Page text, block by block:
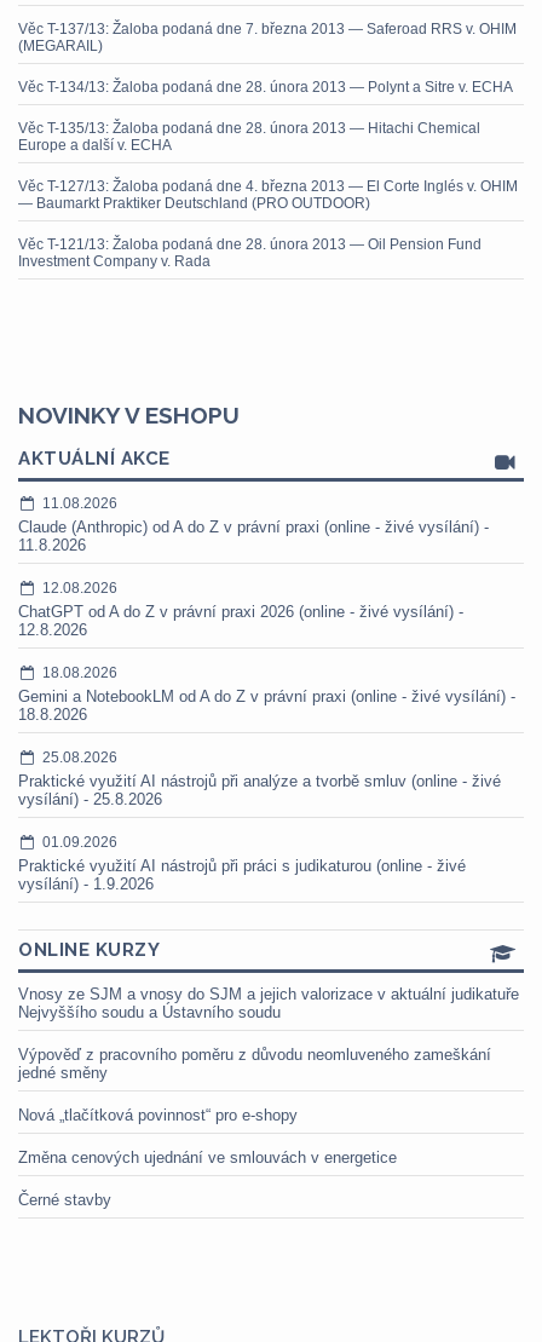
Věc T-137/13: Žaloba podaná dne 7. března 2013 — Saferoad RRS v. OHIM
(MEGARAIL)
Věc T-134/13: Žaloba podaná dne 28. února 2013 — Polynt a Sitre v. ECHA
Věc T-135/13: Žaloba podaná dne 28. února 2013 — Hitachi Chemical
Europe a další v. ECHA
Věc T-127/13: Žaloba podaná dne 4. března 2013 — El Corte Inglés v. OHIM
— Baumarkt Praktiker Deutschland (PRO OUTDOOR)
Věc T-121/13: Žaloba podaná dne 28. února 2013 — Oil Pension Fund
Investment Company v. Rada
NOVINKY V ESHOPU
AKTUÁLNÍ AKCE
11.08.2026
Claude (Anthropic) od A do Z v právní praxi (online - živé vysílání) -
11.8.2026
12.08.2026
ChatGPT od A do Z v právní praxi 2026 (online - živé vysílání) -
12.8.2026
18.08.2026
Gemini a NotebookLM od A do Z v právní praxi (online - živé vysílání) -
18.8.2026
25.08.2026
Praktické využití AI nástrojů při analýze a tvorbě smluv (online - živé
vysílání) - 25.8.2026
01.09.2026
Praktické využití AI nástrojů při práci s judikaturou (online - živé
vysílání) - 1.9.2026
ONLINE KURZY
Vnosy ze SJM a vnosy do SJM a jejich valorizace v aktuální judikatuře
Nejvyššího soudu a Ústavního soudu
Výpověď z pracovního poměru z důvodu neomluveného zameškání
jedné směny
Nová „tlačítková povinnost“ pro e-shopy
Změna cenových ujednání ve smlouvách v energetice
Černé stavby
LEKTOŘI KURZŮ